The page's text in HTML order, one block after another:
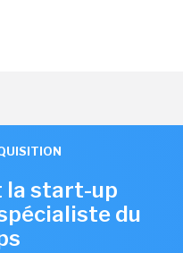
la start-up
du